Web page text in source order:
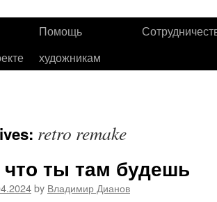
Помощь
художникам
retro remake
ты там будешь
by Владимир Дианов